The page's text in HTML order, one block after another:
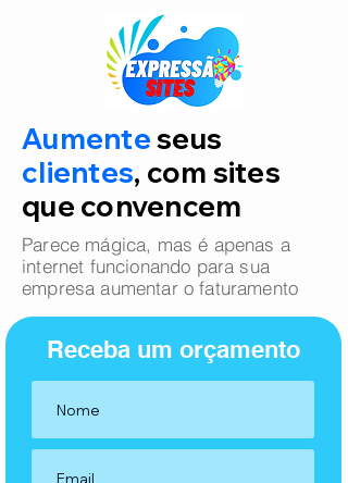
Aumenteseus
clientes, com sites
que convencem
Parece mágica, mas é apenas a
internet funcionando para sua
empresa aumentar o faturamento
Receba um orçamento